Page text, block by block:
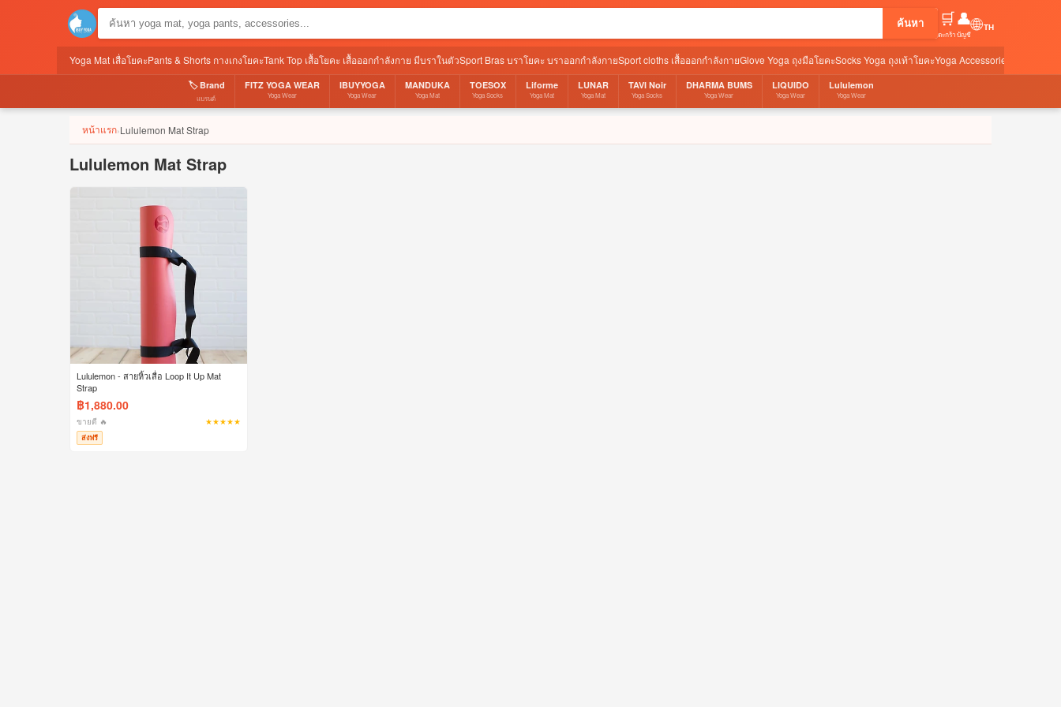
ค้นหา 🛒
ตะกร้า
👤
บัญชี🌐
Yoga Mat เสื่อโยคะPants & Shorts กางเกงโยคะTank Top เสื้อโยคะ เสื้อออกกำลังกาย มีบราในตัวSport Bras บราโยคะ บราออกกำลังกายSport cloths เสื้อออกกำลังกายGlove Yoga ถุงมือโยคะSocks Yoga ถุงเท้าโยคะYoga Accessories อุปกรณ์เสริ
🏷️ Brand
แบรนด์
FITZ YOGA WEAR
Yoga Wear
IBUYYOGA
Yoga Wear
MANDUKA
Yoga Mat
TOESOX
Yoga Socks
Liforme
Yoga Mat
LUNAR
Yoga Mat
TAVI Noir
Yoga Socks
DHARMA BUMS
Yoga Wear
LIQUIDO
Yoga Wear
Lululemon
Yoga Wear
หน้าแรก›Lululemon Mat Strap
Lululemon Mat Strap
Lululemon - สายหิ้วเสื่อ Loop It Up Mat
Strap
฿1,880.00
ขายดี 🔥 ★★★★★
ส่งฟรี